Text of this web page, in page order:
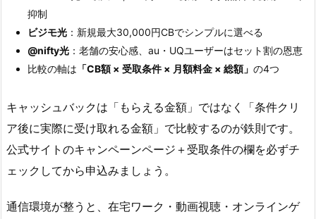
抑制
ビジモ光 ：新規最大30,000円CBでシンプルに選べる
@nifty光 ：老舗の安心感、au・UQユーザーはセット割の恩恵
比較の軸は 「CB額 × 受取条件 × 月額料金 × 総額」 の4つ
キャッシュバックは「もらえる金額」ではなく「条件クリ
ア後に実際に受け取れる金額」で比較するのが鉄則です。
公式サイトのキャンペーンページ＋受取条件の欄を必ずチ
ェックしてから申込みましょう。
通信環境が整うと、在宅ワーク・動画視聴・オンラインゲ